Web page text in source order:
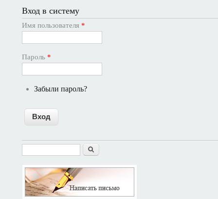
Вход в систему
Имя пользователя *
Пароль *
Забыли пароль?